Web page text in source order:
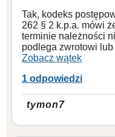
Tak, kodeks
262 § 2 k.p.a. mówi
terminie należności
podlega zwrotowi
Zobacz wątek
1 odpowiedzi
tymon7